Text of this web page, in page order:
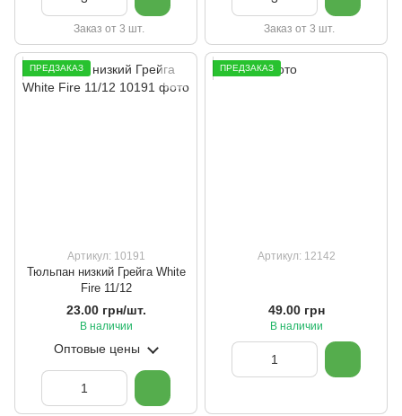
Заказ от 3 шт. Заказ от 3 шт.
ПРЕДЗАКАЗ
Артикул: 10191
Тюльпан низкий Грейга White
Fire 11/12
23.00 грн/шт.
В наличии
Оптовые цены
ПРЕДЗАКАЗ
Артикул: 12142
49.00 грн
В наличии